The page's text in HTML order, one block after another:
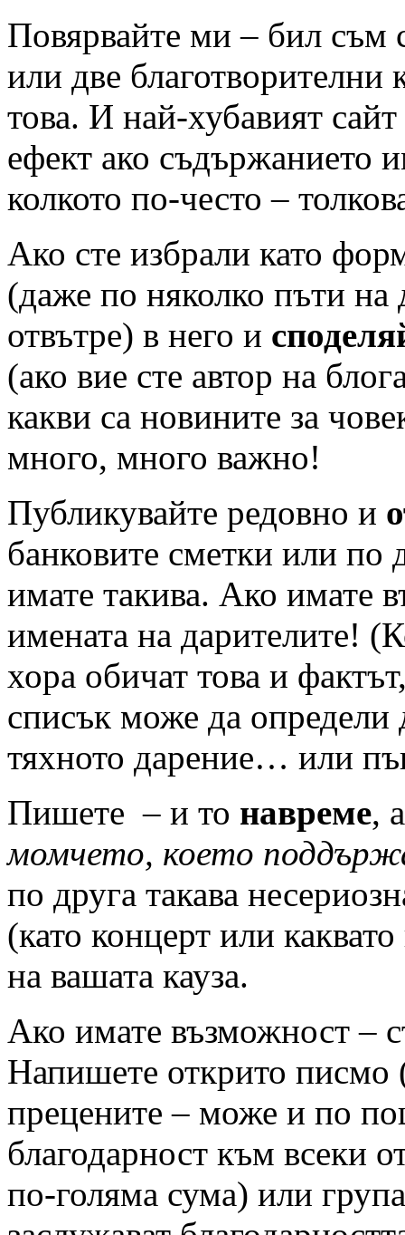
Повярвайте ми – бил съм
или две благотворителни
това. И най-хубавият
ефект ако съдържанието
колкото по-често –
Ако сте избрали като
(даже по няколко пъти на
отвътре) в него и
(ако вие сте автор на
какви са новините за
много, много важно!
Публикувайте редовно и
банковите сметки или по
имате такива. Ако имате
имената на дарителите!
хора обичат това и
списък може да определи
тяхното дарение… или
Пишете – и то навреме,
момчето, което
по друга такава
(като концерт или
на вашата кауза.
Ако имате възможност –
Напишете открито писмо
прецените – може и по
благодарност към всеки
по-голяма сума) или